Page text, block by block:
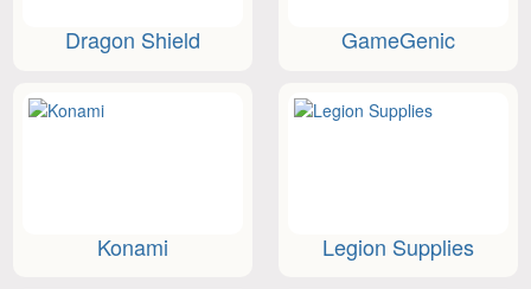
Dragon Shield GameGenic
Konami Legion Supplies